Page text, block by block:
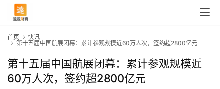
首页
快讯
第十五届中国航展闭幕：累计参观规模近60万人次，签约超2800亿元
第十五届中国航展闭幕：累计参观规模近
60万人次，签约超2800亿元